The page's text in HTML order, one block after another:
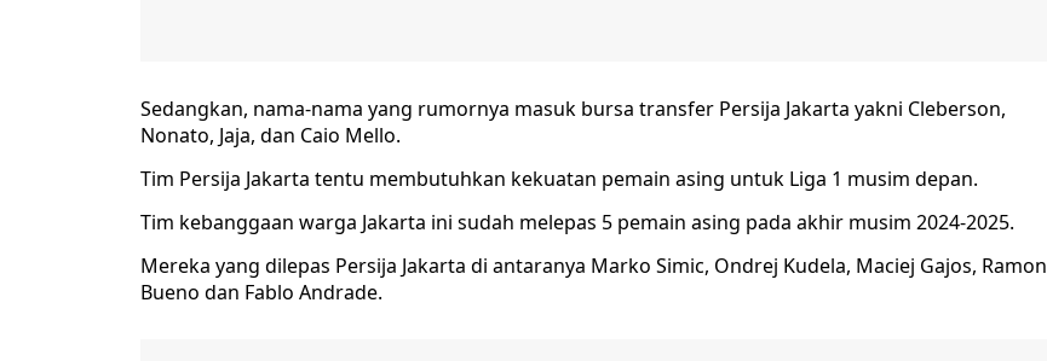
Sedangkan, nama-nama yang rumornya masuk bursa transfer Persija Jakarta yakni Cleberson,
Nonato, Jaja, dan Caio Mello.
Tim Persija Jakarta tentu membutuhkan kekuatan pemain asing untuk Liga 1 musim depan.
Tim kebanggaan warga Jakarta ini sudah melepas 5 pemain asing pada akhir musim 2024-2025.
Mereka yang dilepas Persija Jakarta di antaranya Marko Simic, Ondrej Kudela, Maciej Gajos, Ramon
Bueno dan Fablo Andrade.